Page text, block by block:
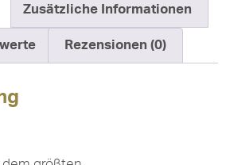
Zusätzliche Informationen
Rezensionen (0)